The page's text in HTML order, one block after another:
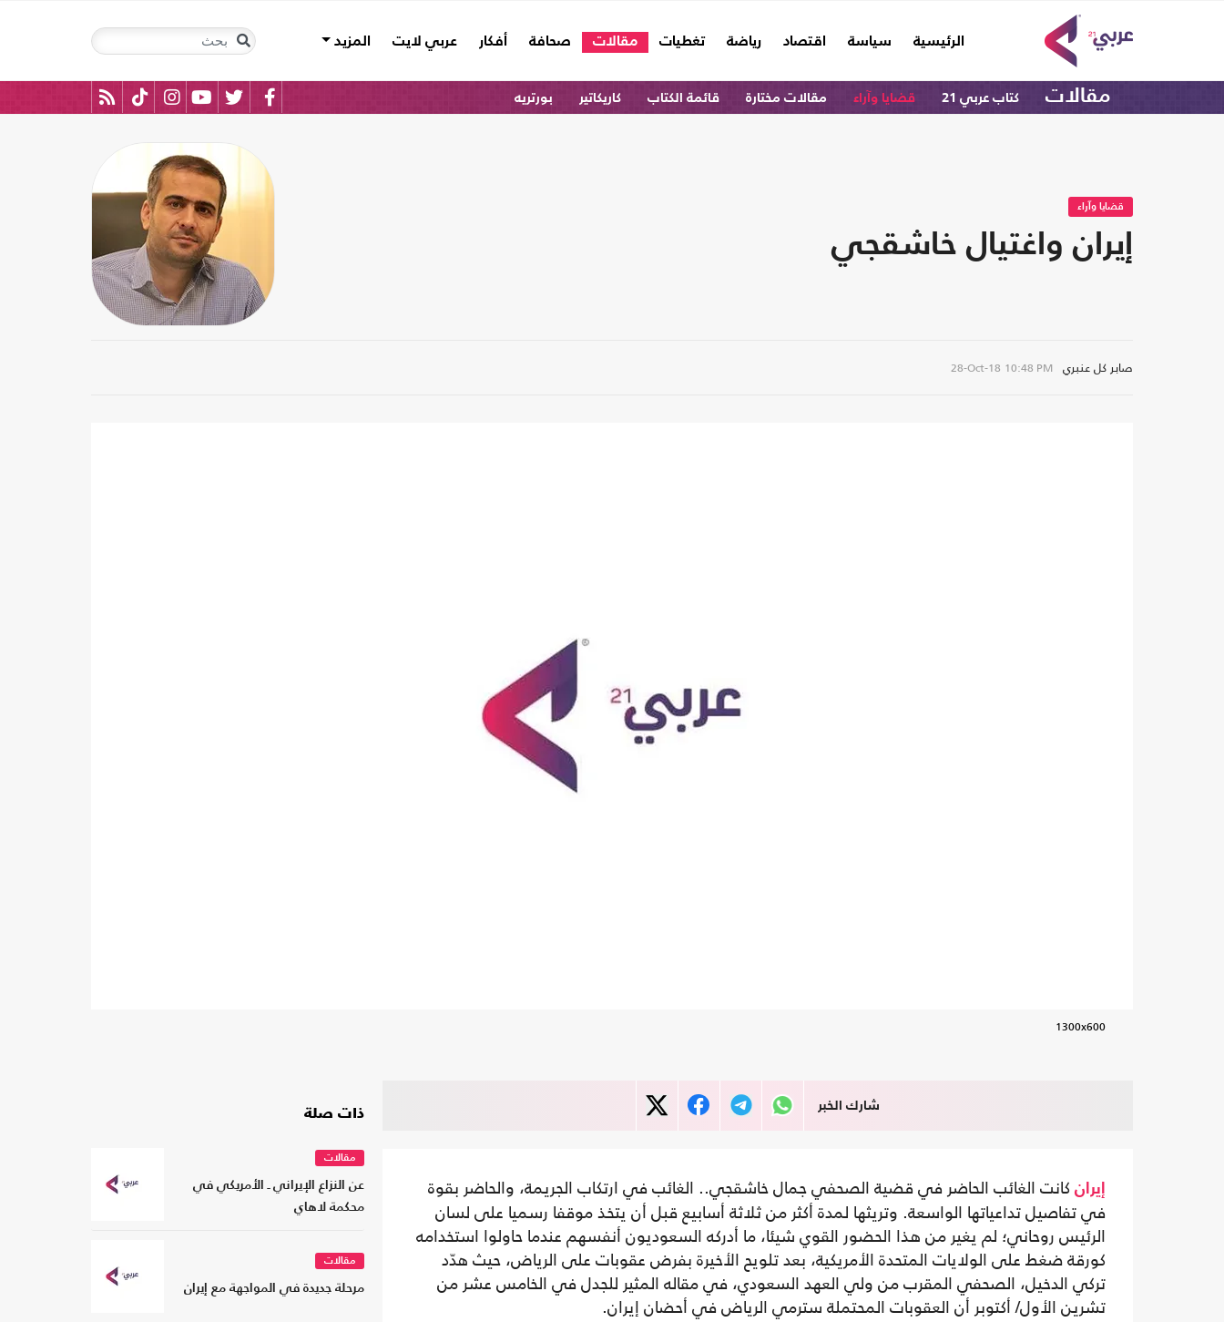
الرئيسية
(current) سياسة اقتصاد رياضة تغطيات مقالات صحافة أفكار عربي لايت المزيد
مقالات كتاب عربي 21 قضايا وآراء مقالات مختارة قائمة الكتاب كاريكاتير بورتريه
قضايا وآراء
إيران واغتيال خاشقجي
صابر كل عنبري 28-Oct-18 10:48 PM
1300x600
شارك الخبر
إيران كانت الغائب الحاضر في قضية الصحفي جمال خاشقجي.. الغائب في ارتكاب الجريمة، والحاضر بقوة
في تفاصيل تداعياتها الواسعة. وتريثها لمدة أكثر من ثلاثة أسابيع قبل أن يتخذ موقفا رسميا على لسان
الرئيس روحاني؛ لم يغير من هذا الحضور القوي شيئا، ما أدركه السعوديون أنفسهم عندما حاولوا استخدامه
كورقة ضغط على الولايات المتحدة الأمريكية، بعد تلويح الأخيرة بفرض عقوبات على الرياض، حيث هدّد
تركي الدخيل، الصحفي المقرب من ولي العهد السعودي، في مقاله المثير للجدل في الخامس عشر من
تشرين الأول/ أكتوبر أن العقوبات المحتملة سترمي الرياض في أحضان إيران.
ذات صلة
مقالات
عن النزاع الإيراني ـ الأمريكي في
محكمة لاهاي
مقالات
مرحلة جديدة في المواجهة مع إيران